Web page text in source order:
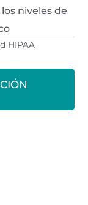
niveles de
HIPAA